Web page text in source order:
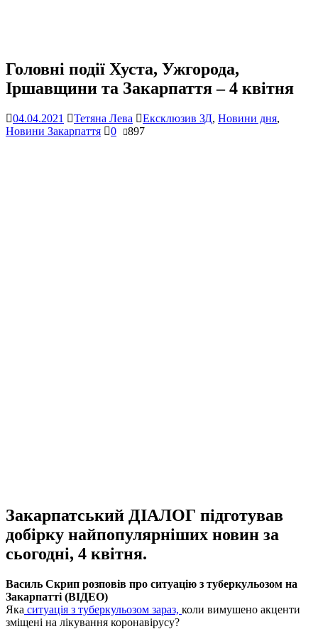
Головні події Хуста, Ужгорода,
Іршавщини та Закарпаття – 4 квітня
04.04.2021 Тетяна Лева Ексклюзив ЗД, Новини дня,
Новини Закарпаття
0 897
Закарпатський ДІАЛОГ підготував
добірку найпопулярніших новин за
сьогодні, 4 квітня.
Василь Скрип розповів про ситуацію з туберкульозом на
Закарпатті (ВІДЕО)
Яка ситуація з туберкульозом зараз, коли вимушено акценти
зміщені на лікування коронавірусу?